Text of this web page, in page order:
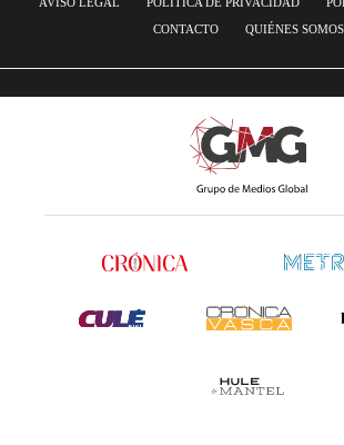
CONTACTO
QUIÉNES SOMOS